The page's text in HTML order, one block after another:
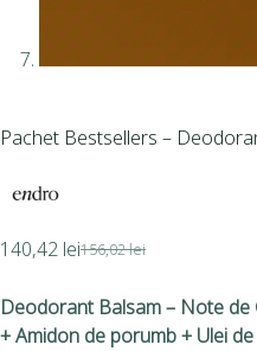
Pachet Bestsellers –
156,02lei
140,42 lei
Deodorant Balsam – Note
+ Amidon de porumb + Ulei